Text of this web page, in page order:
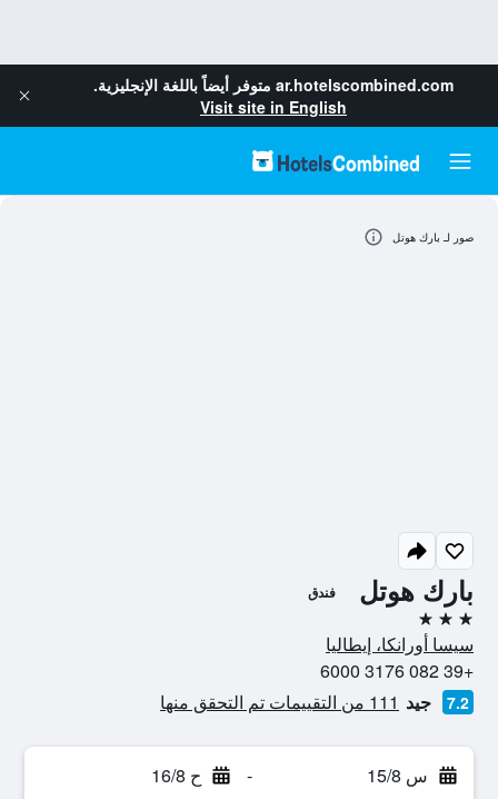
ar.hotelscombined.com متوفر أيضاً باللغة الإنجليزية.
Visit site in English
بارك هوتل فندق
3 نجوم
سيسا أورانكا، إيطاليا
+39 082 3176 6000
7.2 جيد 111 من التقييمات تم التحقق منها
س 15/8 - ح 16/8
صور لـ بارك هوتل